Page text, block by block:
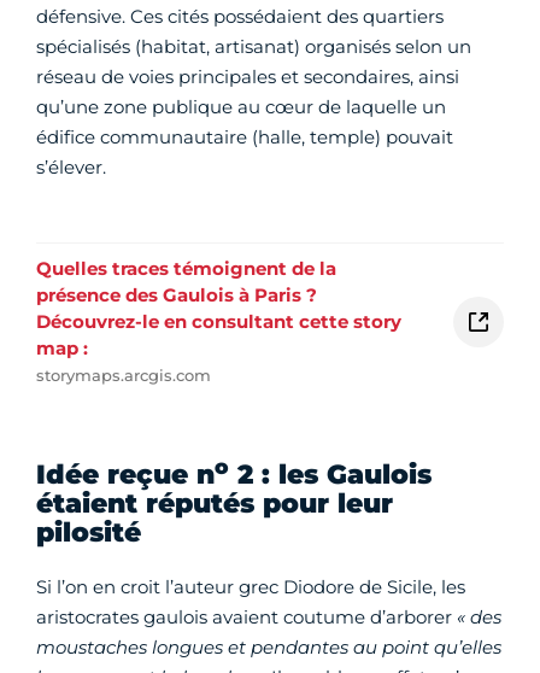
défensive. Ces cités possédaient des quartiers
spécialisés (habitat, artisanat) organisés selon un
réseau de voies principales et secondaires, ainsi
qu’une zone publique au cœur de laquelle un
édifice communautaire (halle, temple) pouvait
s’élever.
Quelles traces témoignent de la
présence des Gaulois à Paris ?
Découvrez-le en consultant cette story
map :
storymaps.arcgis.com
Idée reçue no 2 : les Gaulois
étaient réputés pour leur
pilosité
Si l’on en croit l’auteur grec Diodore de Sicile, les
aristocrates gaulois avaient coutume d’arborer « des
moustaches longues et pendantes au point qu’elles